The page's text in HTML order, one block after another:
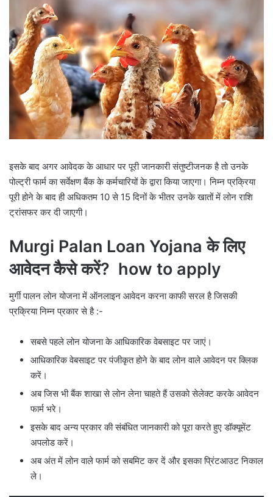
इसके बाद अगर आवेदक के आधार पर पूरी जानकारी संतुष्टीजनक है तो उनके
पोल्ट्री फार्म का सर्वेक्षण बैंक के कर्मचारियों के द्वारा किया जाएगा। निम्न प्रक्रिया
पूरी होने के बाद ही अधिकतम 10 से 15 दिनों के भीतर उनके खातों में लोन राशि
ट्रांसफर कर दी जाएगी।
Murgi Palan Loan Yojana के लिए
आवेदन कैसे करें? how to apply
मुर्गी पालन लोन योजना में ऑनलाइन आवेदन करना काफी सरल है जिसकी
प्रक्रिया निम्न प्रकार से है :-
सबसे पहले लोन योजना के आधिकारिक वेबसाइट पर जाएं।
आधिकारिक वेबसाइट पर पंजीकृत होने के बाद लोन वाले आवेदन पर क्लिक
करें।
अब जिस भी बैंक शाखा से लोन लेना चाहते हैं उसको सेलेक्ट करके आवेदन
फार्म भरे।
इसके बाद अन्य प्रकार की संबंधित जानकारी को पूरा करते हुए डॉक्यूमेंट
अपलोड करें।
अब अंत में लोन वाले फार्म को सबमिट कर दें और इसका प्रिंटआउट निकाल
ले।